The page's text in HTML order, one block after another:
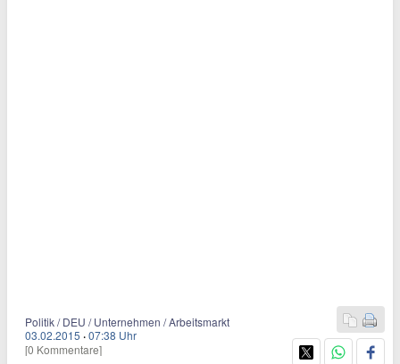
Politik / DEU / Unternehmen / Arbeitsmarkt
03.02.2015 ·07:38 Uhr
[0 Kommentare]